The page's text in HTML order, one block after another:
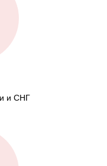
и СНГ